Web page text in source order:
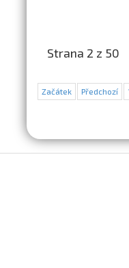
Strana 2 z 50
Začátek Předchozí